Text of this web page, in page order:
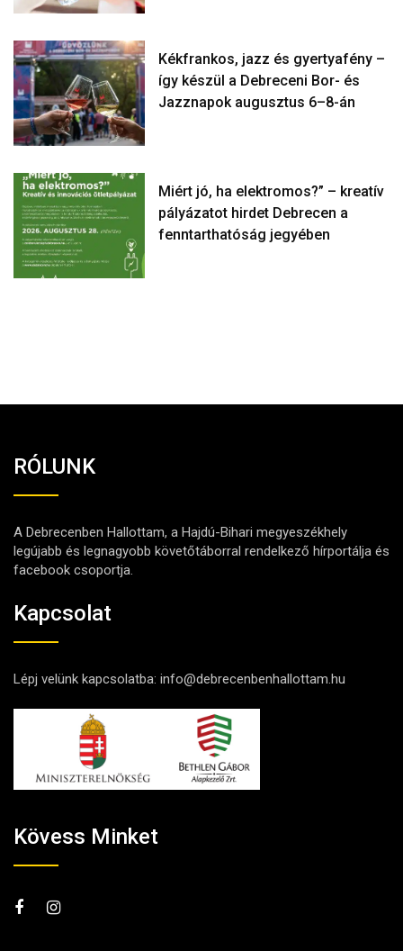
Kékfrankos, jazz és gyertyafény –
így készül a Debreceni Bor- és
Jazznapok augusztus 6–8-án
Miért jó, ha elektromos?” – kreatív
pályázatot hirdet Debrecen a
fenntarthatóság jegyében
RÓLUNK
A Debrecenben Hallottam, a Hajdú-Bihari megyeszékhely
legújabb és legnagyobb követőtáborral rendelkező hírportálja és
facebook csoportja.
Kapcsolat
Lépj velünk kapcsolatba: info@debrecenbenhallottam.hu
Kövess Minket